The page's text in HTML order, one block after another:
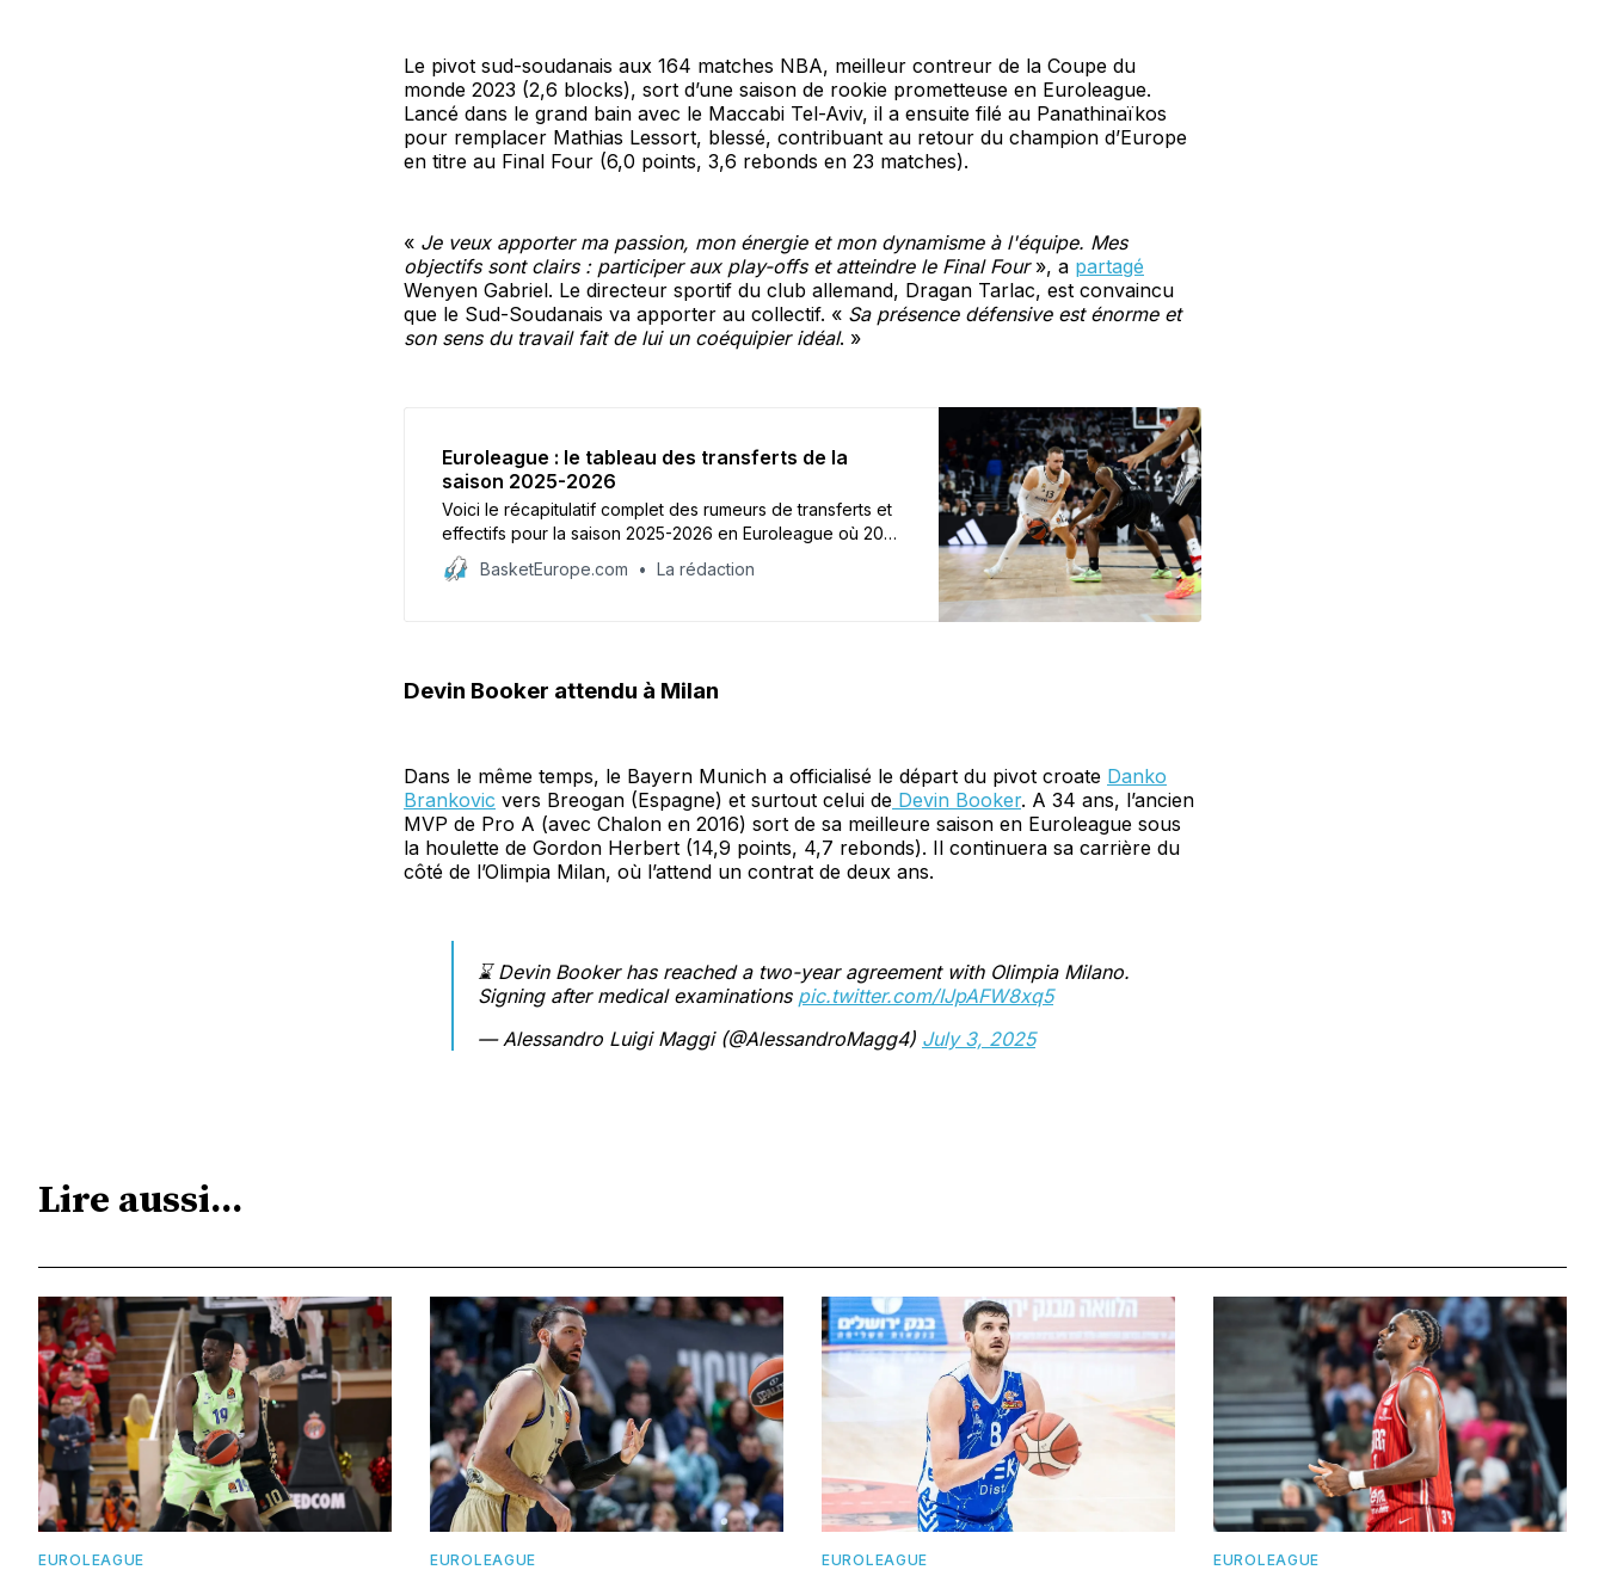
Le pivot sud-soudanais aux 164 matches NBA, meilleur contreur de la Coupe du
monde 2023 (2,6 blocks), sort d’une saison de rookie prometteuse en Euroleague.
Lancé dans le grand bain avec le Maccabi Tel-Aviv, il a ensuite filé au Panathinaïkos
pour remplacer Mathias Lessort, blessé, contribuant au retour du champion d’Europe
en titre au Final Four (6,0 points, 3,6 rebonds en 23 matches).
« Je veux apporter ma passion, mon énergie et mon dynamisme à l'équipe. Mes
objectifs sont clairs : participer aux play-offs et atteindre le Final Four», a partagé
Wenyen Gabriel. Le directeur sportif du club allemand, Dragan Tarlac, est convaincu
que le Sud-Soudanais va apporter au collectif. « Sa présence défensive est énorme et
son sens du travail fait de lui un coéquipier idéal. »
Euroleague : le tableau des transferts de la
saison 2025-2026
Voici le récapitulatif complet des rumeurs de transferts et
effectifs pour la saison 2025-2026 en Euroleague où 20
équipes sont attendues dont trois de l’élite française :
Monaco, Paris et l’ASVEL.
BasketEurope.com La rédaction
Devin Booker attendu à Milan
Dans le même temps, le Bayern Munich a officialisé le départ du pivot croate Danko
Brankovic vers Breogan (Espagne) et surtout celui de Devin Booker. A 34 ans, l’ancien
MVP de Pro A (avec Chalon en 2016) sort de sa meilleure saison en Euroleague sous
la houlette de Gordon Herbert (14,9 points, 4,7 rebonds). Il continuera sa carrière du
côté de l’Olimpia Milan, où l’attend un contrat de deux ans.
⌛️ Devin Booker has reached a two-year agreement with Olimpia Milano.
Signing after medical examinations pic.twitter.com/IJpAFW8xq5
— Alessandro Luigi Maggi (@AlessandroMagg4) July 3, 2025
Lire aussi...
EUROLEAGUE EUROLEAGUE EUROLEAGUE EUROLEAGUE